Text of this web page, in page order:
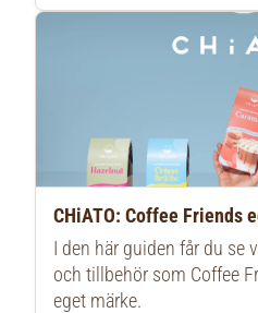
CHiATO: Coffee Friends
I den här guiden får du
och tillbehör som Coffee
eget märke.